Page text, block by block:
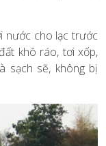
nước cho lạc trước
khô ráo, tơi xốp,
sạch sẽ, không bị